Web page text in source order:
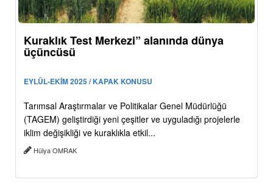
Kuraklık Test Merkezi” alanında dünya
üçüncüsü
EYLÜL-EKİM 2025 / KAPAK KONUSU
Tarımsal Araştırmalar ve Politikalar Genel Müdürlüğü
(TAGEM) geliştirdiği yeni çeşitler ve uyguladığı projelerle
iklim değişikliği ve kuraklıkla etkil...
Hülya OMRAK